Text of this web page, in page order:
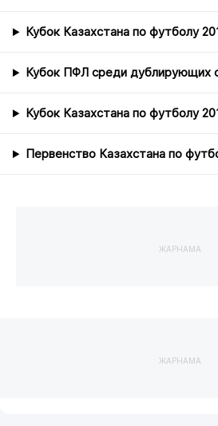
Кубок Казахстана по футболу
Кубок ПФЛ среди дублирующих
Кубок Казахстана по футболу
Первенство Казахстана по
ЖАРНАМА
ЖАРНАМА